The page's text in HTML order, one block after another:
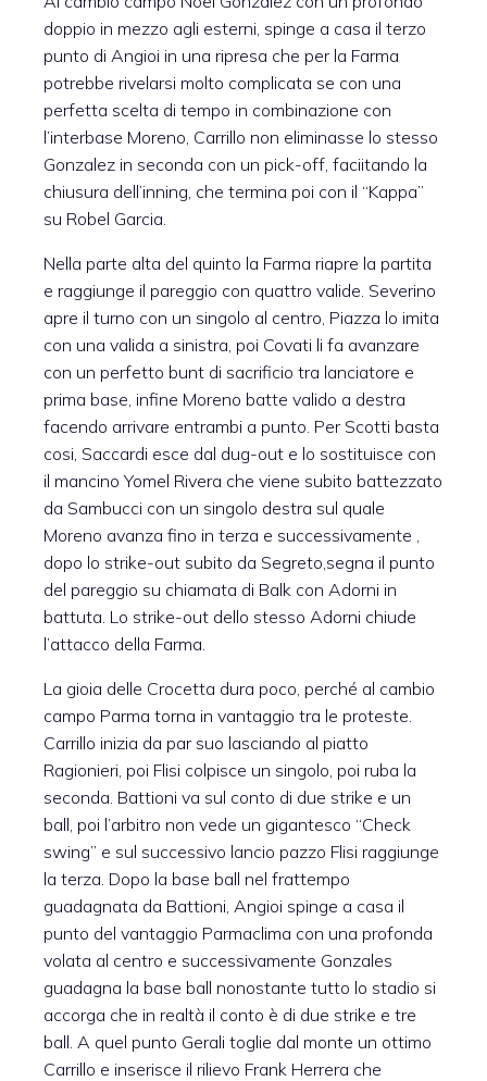
doppio in mezzo agli esterni, spinge a casa il terzo
punto di Angioi in una ripresa che per la Farma
potrebbe rivelarsi molto complicata se con una
perfetta scelta di tempo in combinazione con
l’interbase Moreno, Carrillo non eliminasse lo stesso
Gonzalez in seconda con un pick-off, faciitando la
chiusura dell’inning, che termina poi con il “Kappa”
su Robel Garcia.
Nella parte alta del quinto la Farma riapre la partita
e raggiunge il pareggio con quattro valide. Severino
apre il turno con un singolo al centro, Piazza lo imita
con una valida a sinistra, poi Covati li fa avanzare
con un perfetto bunt di sacrificio tra lanciatore e
prima base, infine Moreno batte valido a destra
facendo arrivare entrambi a punto. Per Scotti basta
cosi, Saccardi esce dal dug-out e lo sostituisce con
il mancino Yomel Rivera che viene subito battezzato
da Sambucci con un singolo destra sul quale
Moreno avanza fino in terza e successivamente ,
dopo lo strike-out subito da Segreto,segna il punto
del pareggio su chiamata di Balk con Adorni in
battuta. Lo strike-out dello stesso Adorni chiude
l’attacco della Farma.
La gioia delle Crocetta dura poco, perché al cambio
campo Parma torna in vantaggio tra le proteste.
Carrillo inizia da par suo lasciando al piatto
Ragionieri, poi Flisi colpisce un singolo, poi ruba la
seconda. Battioni va sul conto di due strike e un
ball, poi l’arbitro non vede un gigantesco “Check
swing” e sul successivo lancio pazzo Flisi raggiunge
la terza. Dopo la base ball nel frattempo
guadagnata da Battioni, Angioi spinge a casa il
punto del vantaggio Parmaclima con una profonda
volata al centro e successivamente Gonzales
guadagna la base ball nonostante tutto lo stadio si
accorga che in realtà il conto è di due strike e tre
ball. A quel punto Gerali toglie dal monte un ottimo
Carrillo e inserisce il rilievo Frank Herrera che